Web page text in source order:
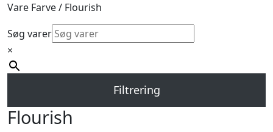
Vare Farve / Flourish
Søg varer
×
Filtrering
Flourish